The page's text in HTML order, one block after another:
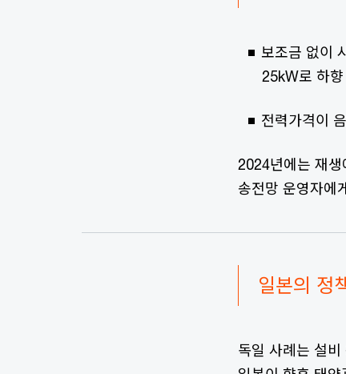
보조금 없이
25kW로 하향
전력가격이
2024년에는 재
송전망 운영자에
일본의 정
독일 사례는 설